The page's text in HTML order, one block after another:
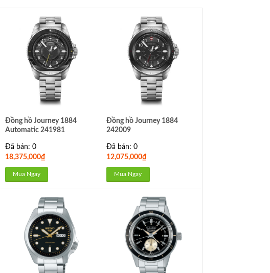
Đồng hồ Journey 1884
Automatic 241981
Đã bán: 0
18,375,000₫
Mua Ngay
Đồng hồ Journey 1884
242009
Đã bán: 0
12,075,000₫
Mua Ngay